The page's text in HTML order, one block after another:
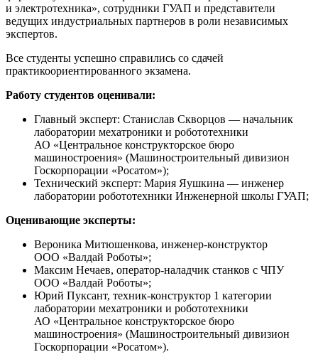
и электротехника», сотрудники ГУАП и представители
ведущих индустриальных партнеров в роли независимых
экспертов.
Все студенты успешно справились со сдачей
практикоориентированного экзамена.
Работу студентов оценивали:
Главный эксперт: Станислав Скворцов — начальник
лаборатории мехатроники и робототехники
АО «Центральное конструкторское бюро
машиностроения» (Машиностроительный дивизион
Госкорпорации «Росатом»);
Технический эксперт: Мария Яушкина — инженер
лаборатории робототехники Инженерной школы ГУАП;
Оценивающие эксперты:
Вероника Митюшенкова, инженер-конструктор
ООО «Валдай Роботы»;
Максим Нечаев, оператор-наладчик станков с ЧПУ
ООО «Валдай Роботы»;
Юрий Пуксант, техник-конструктор 1 категории
лаборатории мехатроники и робототехники
АО «Центральное конструкторское бюро
машиностроения» (Машиностроительный дивизион
Госкорпорации «Росатом»).